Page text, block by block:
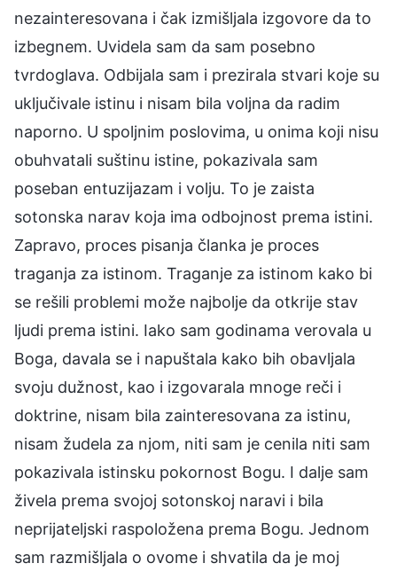
nezainteresovana i čak izmišljala izgovore da to
izbegnem. Uvidela sam da sam posebno
tvrdoglava. Odbijala sam i prezirala stvari koje su
uključivale istinu i nisam bila voljna da radim
naporno. U spoljnim poslovima, u onima koji nisu
obuhvatali suštinu istine, pokazivala sam
poseban entuzijazam i volju. To je zaista
sotonska narav koja ima odbojnost prema istini.
Zapravo, proces pisanja članka je proces
traganja za istinom. Traganje za istinom kako bi
se rešili problemi može najbolje da otkrije stav
ljudi prema istini. Iako sam godinama verovala u
Boga, davala se i napuštala kako bih obavljala
svoju dužnost, kao i izgovarala mnoge reči i
doktrine, nisam bila zainteresovana za istinu,
nisam žudela za njom, niti sam je cenila niti sam
pokazivala istinsku pokornost Bogu. I dalje sam
živela prema svojoj sotonskoj naravi i bila
neprijateljski raspoložena prema Bogu. Jednom
sam razmišljala o ovome i shvatila da je moj